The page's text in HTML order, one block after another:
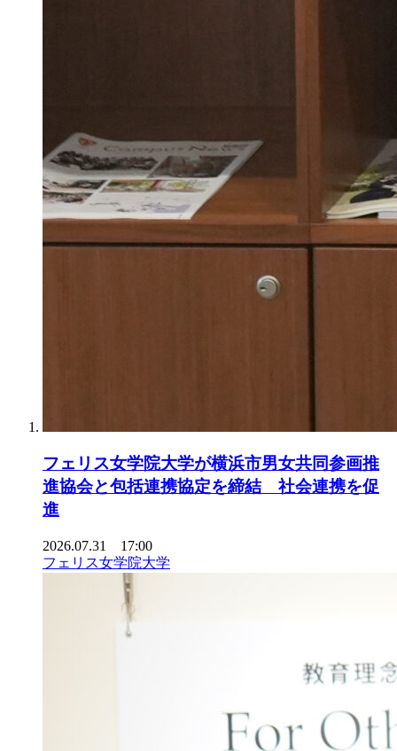
フェリス女学院大学が横浜市男女共同参画推
進協会と包括連携協定を締結 社会連携を促
進
2026.07.31 17:00
フェリス女学院大学